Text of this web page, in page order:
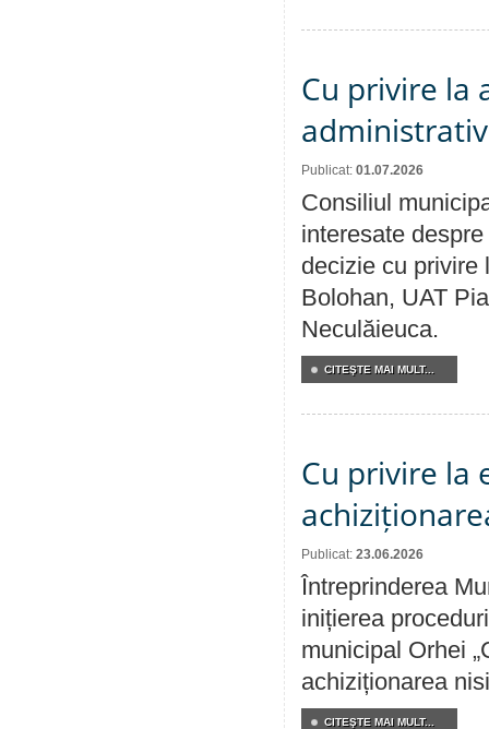
Cu privire la
Publicat: 01.07.2026
Consiliul
interesate
decizie cu privire
Bolohan, UAT
Neculăieuca.
CITEŞTE MAI MULT...
Cu privire la
Publicat: 23.06.2026
Întreprinderea
inițierea
municipal Orhei
achiziționarea
CITEŞTE MAI MULT...